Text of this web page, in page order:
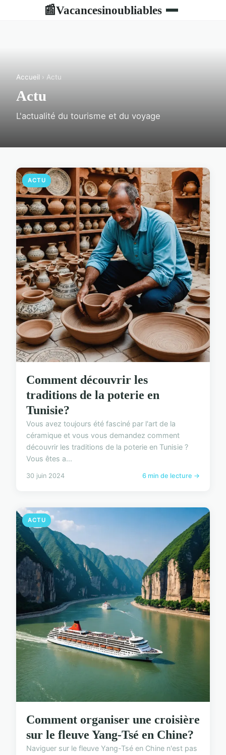
📰Vacancesinoubliables
Accueil › Actu
Actu
L'actualité du tourisme et du voyage
ACTU
Comment découvrir les
traditions de la poterie en
Tunisie?
Vous avez toujours été fasciné par l'art de la
céramique et vous vous demandez comment
découvrir les traditions de la poterie en Tunisie ?
Vous êtes a...
30 juin 2024 6 min de lecture →
ACTU
Comment organiser une croisière
sur le fleuve Yang-Tsé en Chine?
Naviguer sur le fleuve Yang-Tsé en Chine n'est pas